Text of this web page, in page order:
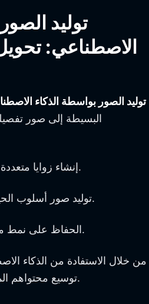
توليد
الاصطناعي:
توليد الصور بواسطة الذكاء
البسيطة إلى صور
إنشاء زوايا متعددة للمنتج من وصف واحد.
توليد صور أسلوب الحياة دون جلسات تصوير.
الحفاظ على نمط متسق عبر كتالوج كامل.
من خلال الاستفادة من الذكاء
توسيع محتواهم المرئي بسرعة وبتكلفة فعالة.